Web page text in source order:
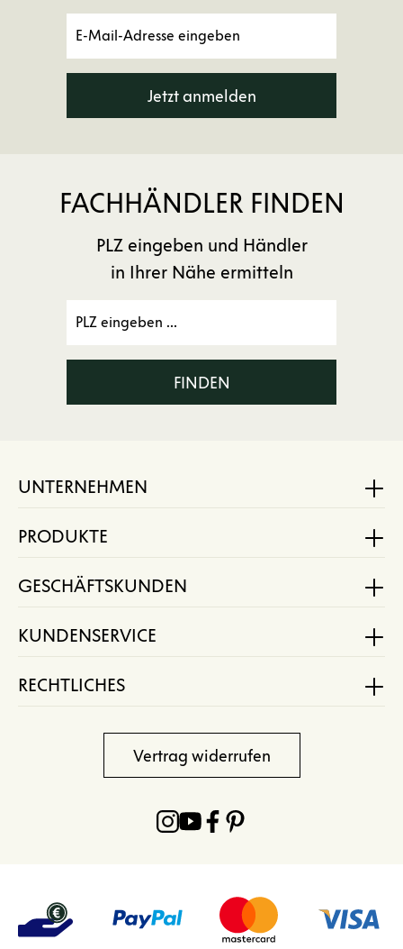
Jetzt anmelden
FACHHÄNDLER FINDEN
PLZ eingeben und Händler
in Ihrer Nähe ermitteln
FINDEN
UNTERNEHMEN
PRODUKTE
GESCHÄFTSKUNDEN
KUNDENSERVICE
RECHTLICHES
Vertrag widerrufen